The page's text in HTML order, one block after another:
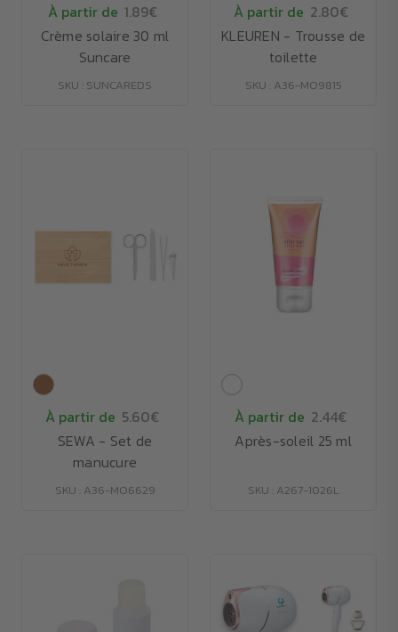
À partir de 1.89€
Crème solaire 30 ml
Suncare
SKU : SUNCAREDS
À partir de 2.80€
KLEUREN - Trousse de
toilette
SKU : A36-MO9815
À partir de 5.60€
SEWA - Set de
manucure
SKU : A36-MO6629
À partir de 2.44€
Après-soleil 25 ml
SKU : A267-1026L